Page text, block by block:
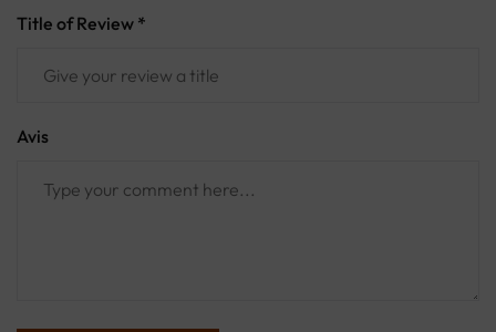
Title of Review *
Avis